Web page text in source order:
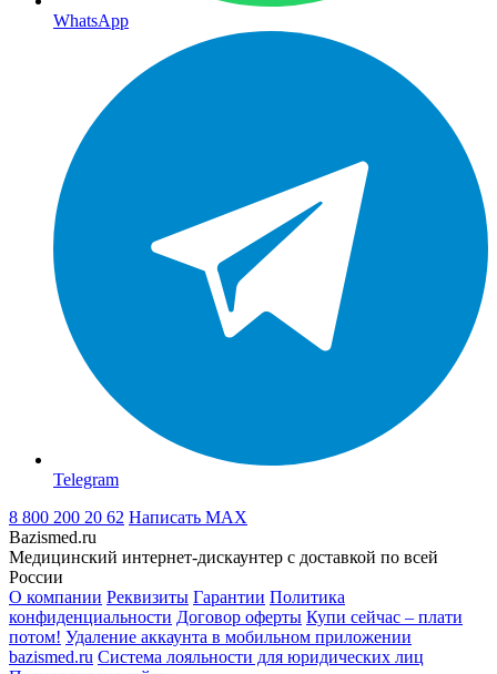
WhatsApp
Telegram
8 800 200 20 62 Написать MAX
Bazismed.ru
Медицинский интернет-дискаунтер с доставкой по всей
России
О компании Реквизиты Гарантии Политика
конфиденциальности Договор оферты Купи сейчас – плати
потом! Удаление аккаунта в мобильном приложении
bazismed.ru Система лояльности для юридических лиц